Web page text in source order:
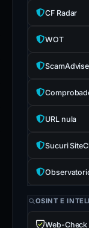
CF Radar
WOT
URL nula
Sucuri
OSINT E
Web-Check